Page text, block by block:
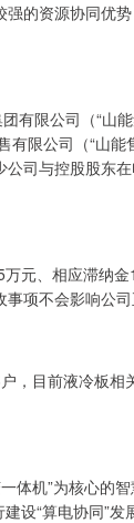
的资源协同优
限公司（“山能
限公司（“山能
司与控股股东
元、相应滞纳金
项不会影响公司
目前液冷板相
机”为核心的智
设“算电协同”发